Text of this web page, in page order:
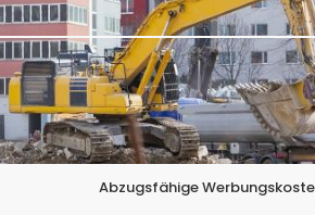
Abzugsfähige